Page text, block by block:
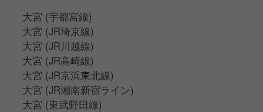
大宮 (宇都宮線)
大宮 (JR埼京線)
大宮 (JR川越線)
大宮 (JR高崎線)
大宮 (JR京浜東北線)
大宮 (JR湘南新宿ライン)
大宮 (東武野田線)